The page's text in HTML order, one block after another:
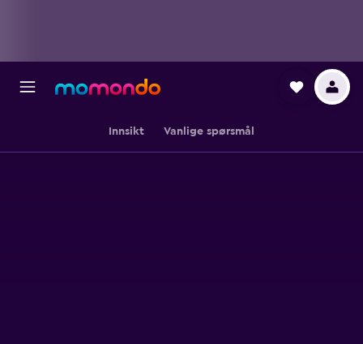
Innsikt Vanlige spørsmål